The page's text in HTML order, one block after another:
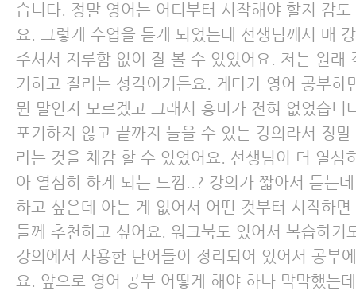
습니다. 정말 영어는 어디부터 시작해야 할지 감
요. 그렇게 수업을 듣게 되었는데 선생님께서 매
주셔서 지루함 없이 잘 볼 수 있었어요. 저는 원래
기하고 질리는 성격이거든요. 게다가 영어 공부하
뭔 말인지 모르겠고 그래서 흥미가 전혀 없었습니
포기하지 않고 끝까지 들을 수 있는 강의라서 정
라는 것을 체감 할 수 있었어요. 선생님이 더 열심
아 열심히 하게 되는 느낌..? 강의가 짧아서 듣는
하고 싶은데 아는 게 없어서 어떤 것부터 시작하
들께 추천하고 싶어요. 워크북도 있어서 복습하기
강의에서 사용한 단어들이 정리되어 있어서 공부
요. 앞으로 영어 공부 어떻게 해야 하나 막막했는